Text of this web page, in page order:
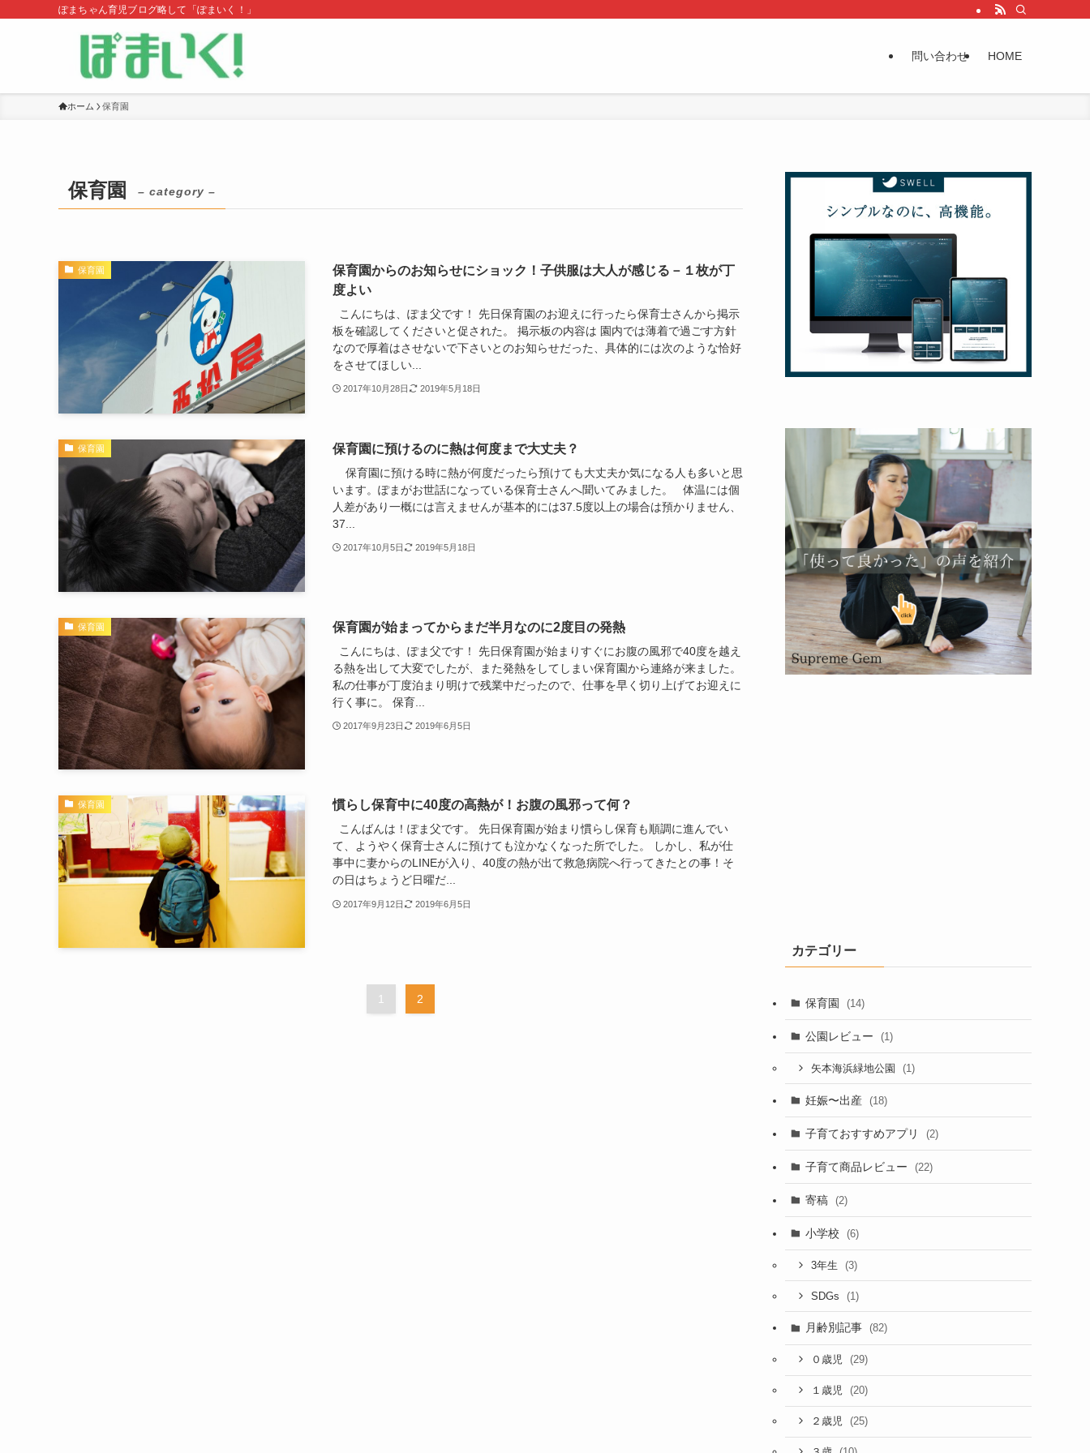
ぽまちゃん育児ブログ略して「ぽまいく！」
問い合わせ HOME
ホーム 保育園
保育園 – category –
保育園
保育園からのお知らせにショック！子供服は大人が感じる－１枚が丁
度よい
こんにちは、ぽま父です！ 先日保育園のお迎えに行ったら保育士さんから掲示
板を確認してくださいと促された。 掲示板の内容は 園内では薄着で過ごす方針
なので厚着はさせないで下さいとのお知らせだった、具体的には次のような恰好
をさせてほしい...
2017年10月28日 2019年5月18日
保育園 保育園に預けるのに熱は何度まで大丈夫？
保育園に預ける時に熱が何度だったら預けても大丈夫か気になる人も多いと思
います。ぽまがお世話になっている保育士さんへ聞いてみました。 体温には個
人差があり一概には言えませんが基本的には37.5度以上の場合は預かりません、
37...
2017年10月5日 2019年5月18日
保育園 保育園が始まってからまだ半月なのに2度目の発熱
こんにちは、ぽま父です！ 先日保育園が始まりすぐにお腹の風邪で40度を越え
る熱を出して大変でしたが、また発熱をしてしまい保育園から連絡が来ました。
私の仕事が丁度泊まり明けで残業中だったので、仕事を早く切り上げてお迎えに
行く事に。 保育...
2017年9月23日 2019年6月5日
保育園 慣らし保育中に40度の高熱が！お腹の風邪って何？
こんばんは！ぽま父です。 先日保育園が始まり慣らし保育も順調に進んでい
て、ようやく保育士さんに預けても泣かなくなった所でした。 しかし、私が仕
事中に妻からのLINEが入り、40度の熱が出て救急病院へ行ってきたとの事！そ
の日はちょうど日曜だ...
2017年9月12日 2019年6月5日
1 2
カテゴリー
保育園 (14)
公園レビュー (1)
矢本海浜緑地公園 (1)
妊娠〜出産 (18)
子育ておすすめアプリ (2)
子育て商品レビュー (22)
寄稿 (2)
小学校 (6)
3年生 (3)
SDGs (1)
月齢別記事 (82)
０歳児 (29)
１歳児 (20)
２歳児 (25)